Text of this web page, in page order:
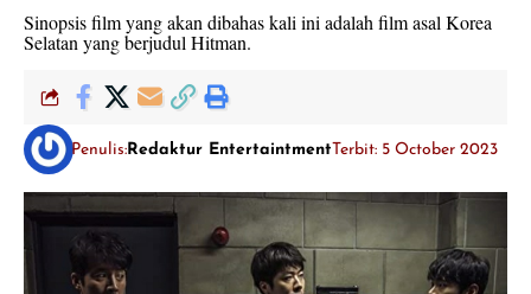
Sinopsis film yang akan dibahas kali ini adalah film asal Korea
Selatan yang berjudul Hitman.
Penulis: Redaktur EntertaintmentTerbit: 5 October 2023